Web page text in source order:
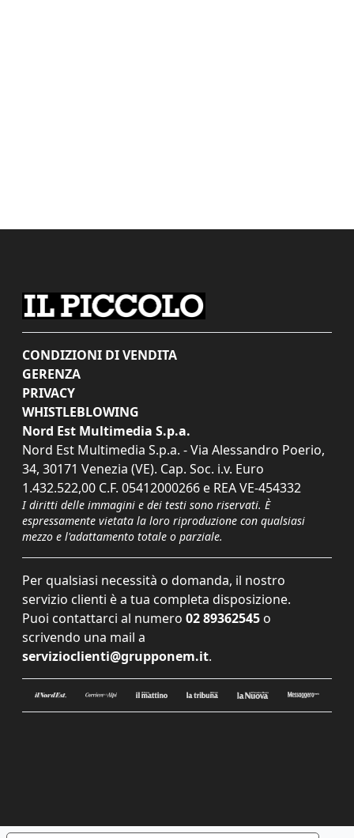
CONDIZIONI DI VENDITA
GERENZA
PRIVACY
WHISTLEBLOWING
Nord Est Multimedia S.p.a.
Nord Est Multimedia S.p.a. - Via Alessandro Poerio,
34, 30171 Venezia (VE). Cap. Soc. i.v. Euro
1.432.522,00 C.F. 05412000266 e REA VE-454332
I diritti delle immagini e dei testi sono riservati. È
espressamente vietata la loro riproduzione con qualsiasi
mezzo e l'adattamento totale o parziale.
Per qualsiasi necessità o domanda, il nostro
servizio clienti è a tua completa disposizione.
Puoi contattarci al numero 02 89362545 o
scrivendo una mail a
servizioclienti@grupponem.it.